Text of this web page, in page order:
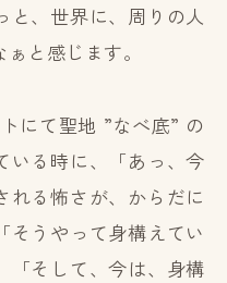
と、世界に、周りの人
と感じます。
にて聖地 ”なべ底” の
いる時に、「あっ、今
れる怖さが、からだに
そうやって身構えてい
「そして、今は、身構